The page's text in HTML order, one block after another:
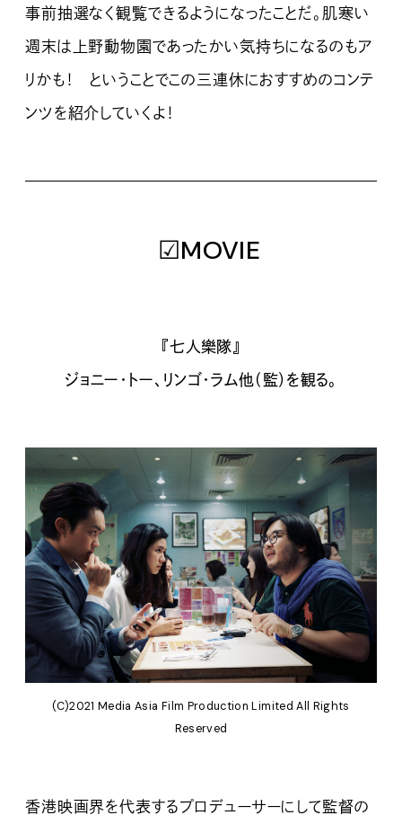
事前抽選なく観覧できるようになったことだ。肌寒い
週末は上野動物園であったかい気持ちになるのもア
リかも！ ということでこの三連休におすすめのコンテ
ンツを紹介していくよ！
☑MOVIE
『七人樂隊』
ジョニー・トー、リンゴ・ラム他（監）を観る。
(C)2021 Media Asia Film Production Limited All Rights
Reserved
香港映画界を代表するプロデューサーにして監督の